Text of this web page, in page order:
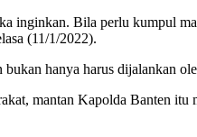
inginkan. Bila perlu kumpul
(11/1/2022).
hanya harus dijalankan
mantan Kapolda Banten